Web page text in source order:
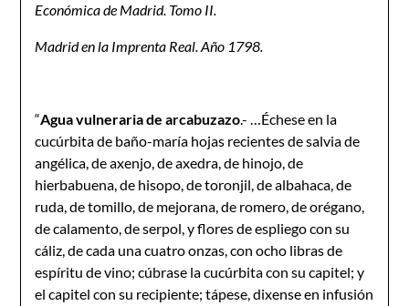
Económica de Madrid. Tomo II.
Madrid en la Imprenta Real. Año 1798.
“Agua vulneraria de arcabuzazo.- …Échese en la
cucúrbita de baño-maría hojas recientes de salvia de
angélica, de axenjo, de axedra, de hinojo, de
hierbabuena, de hisopo, de toronjil, de albahaca, de
ruda, de tomillo, de mejorana, de romero, de orégano,
de calamento, de serpol, y flores de espliego con su
cáliz, de cada una cuatro onzas, con ocho libras de
espíritu de vino; cúbrase la cucúrbita con su capitel; y
el capitel con su recipiente; tápese, dixense en infusión